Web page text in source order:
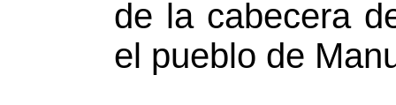
de la cabecera
el pueblo de